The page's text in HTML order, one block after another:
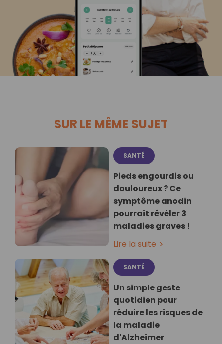
SUR LE MÊME SUJET
SANTÉ
Pieds engourdis ou
douloureux ? Ce
symptôme anodin
pourrait révéler 3
maladies graves !
Lire la suite
SANTÉ
Un simple geste
quotidien pour
réduire les risques de
la maladie
d'Alzheimer